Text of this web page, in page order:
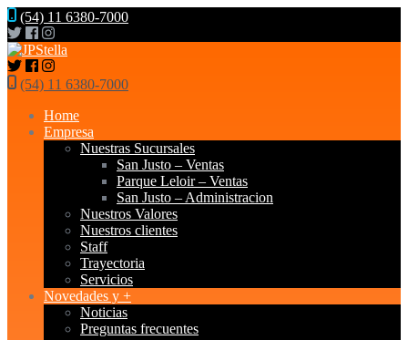
(54) 11 6380-7000
(54) 11 6380-7000
Home
Empresa
Nuestras Sucursales
San Justo – Ventas
Parque Leloir – Ventas
San Justo – Administracion
Nuestros Valores
Nuestros clientes
Staff
Trayectoria
Servicios
Novedades y +
Noticias
Preguntas frecuentes